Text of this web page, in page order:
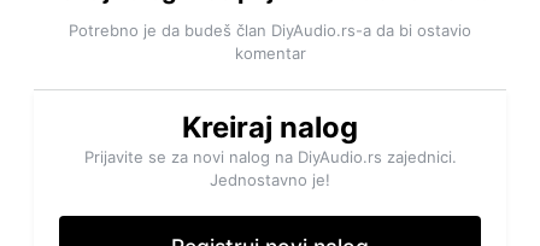
Potrebno je da budeš član DiyAudio.rs-a da bi ostavio
komentar
Kreiraj nalog
Prijavite se za novi nalog na DiyAudio.rs zajednici.
Jednostavno je!